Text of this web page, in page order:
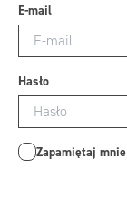
E-mail
Hasło
Zapamiętaj mnie